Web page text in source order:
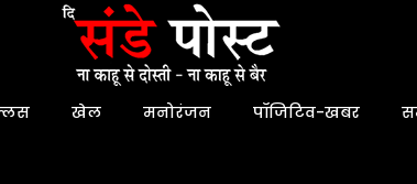
खेल मनोरंजन पॉजिटिव-खबर